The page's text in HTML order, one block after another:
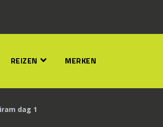
REIZEN MERKEN
dag 1